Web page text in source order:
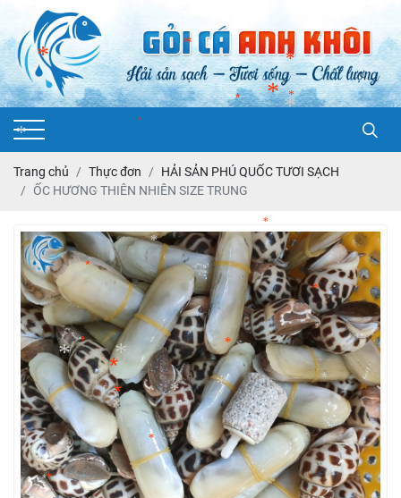
*
*
*
*
*
*
*
*
*
*
*
*
*
*
*
*
*
* *
*
*
*
*
*
Trang chủ Thực đơn
HẢI SẢN PHÚ QUỐC TƯƠI SẠCH
ỐC HƯƠNG THIÊN NHIÊN SIZE TRUNG